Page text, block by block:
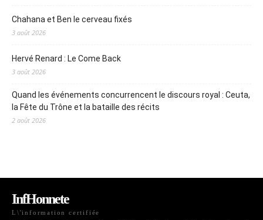
Chahana et Ben le cerveau fixés
3 août 2026
Hervé Renard : Le Come Back
3 août 2026
Quand les événements concurrencent le discours royal : Ceuta,
la Fête du Trône et la bataille des récits
2 août 2026
InfHonnete
L\'information certifiée